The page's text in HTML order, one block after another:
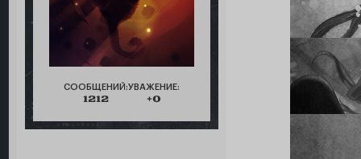
СООБЩЕНИЙ:
1212
УВАЖЕНИЕ:
+0